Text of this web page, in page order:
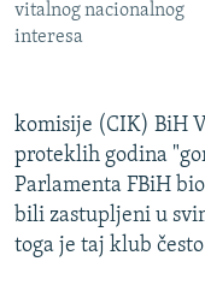
vitalnog nacionalnog
interesa
komisije (CIK) BiH
proteklih godina
Parlamenta FBiH
bili zastupljeni u
toga je taj klub